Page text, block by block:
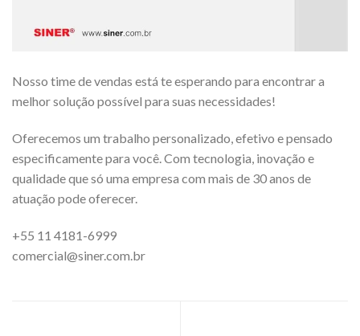
Nosso time de vendas está te esperando para encontrar a
melhor solução possível para suas necessidades!
Oferecemos um trabalho personalizado, efetivo e pensado
especificamente para você. Com tecnologia, inovação e
qualidade que só uma empresa com mais de 30 anos de
atuação pode oferecer.
+55 11 4181-6999
comercial@siner.com.br